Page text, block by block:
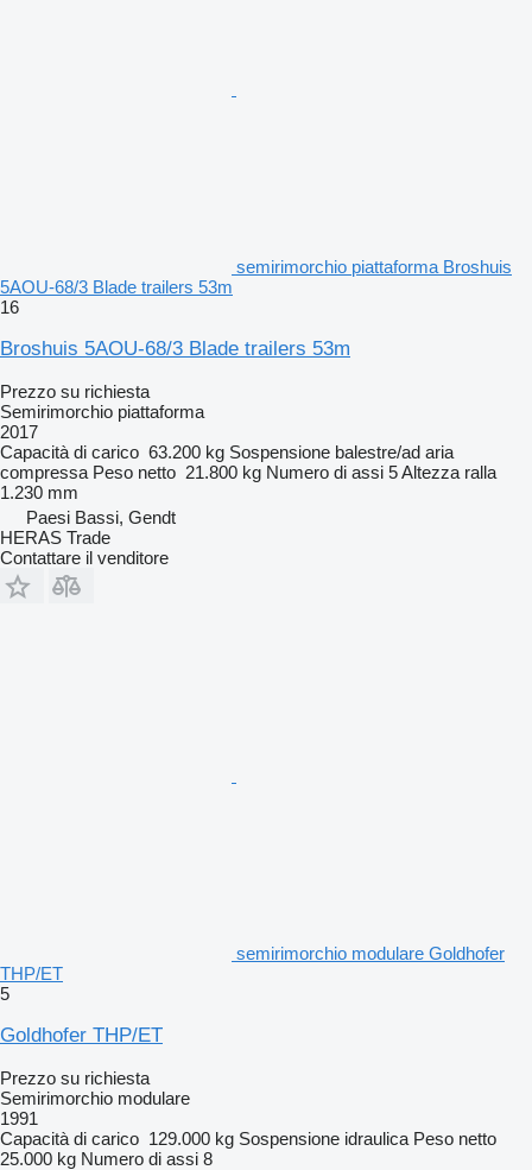
semirimorchio piattaforma Broshuis
5AOU-68/3 Blade trailers 53m
16
Broshuis 5AOU-68/3 Blade trailers 53m
Prezzo su richiesta
Semirimorchio piattaforma
2017
Capacità di carico 63.200 kg Sospensione balestre/ad aria
compressa Peso netto 21.800 kg Numero di assi 5Altezza ralla
1.230 mm
Paesi Bassi, Gendt
HERAS Trade
Contattare il venditore
semirimorchio modulare Goldhofer
THP/ET
5
Goldhofer THP/ET
Prezzo su richiesta
Semirimorchio modulare
1991
Capacità di carico 129.000 kg Sospensione idraulica Peso netto
25.000 kg Numero di assi 8